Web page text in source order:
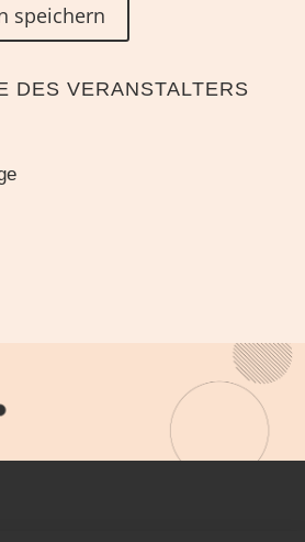
speichern
DES VERANSTALTERS